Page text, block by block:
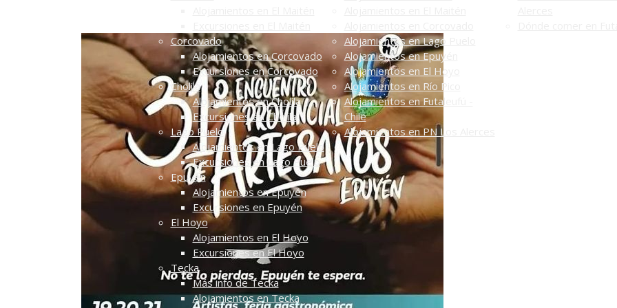
Corcovado
Alojamientos en Corcovado
Excursiones en Corcovado
Cholila
Alojamientos en Cholila
Excursiones en Cholila
Lago Puelo
Alojamientos en Lago Puelo
Excursiones en Lago Puelo
Epuyén
Alojamientos en Epuyén
Excursiones en Epuyén
El Hoyo
Alojamientos en El Hoyo
Excursiones en El Hoyo
Tecka
Más info de Tecka
Alojamientos en Tecka
Alojamientos en Lago Puelo
Alojamientos en Epuyén
Alojamientos en El Hoyo
Alojamientos en Río Pico
Alojamientos en Futaleufú -
Chile
Alojamientos en PN Los Alerces
Dónde comer en